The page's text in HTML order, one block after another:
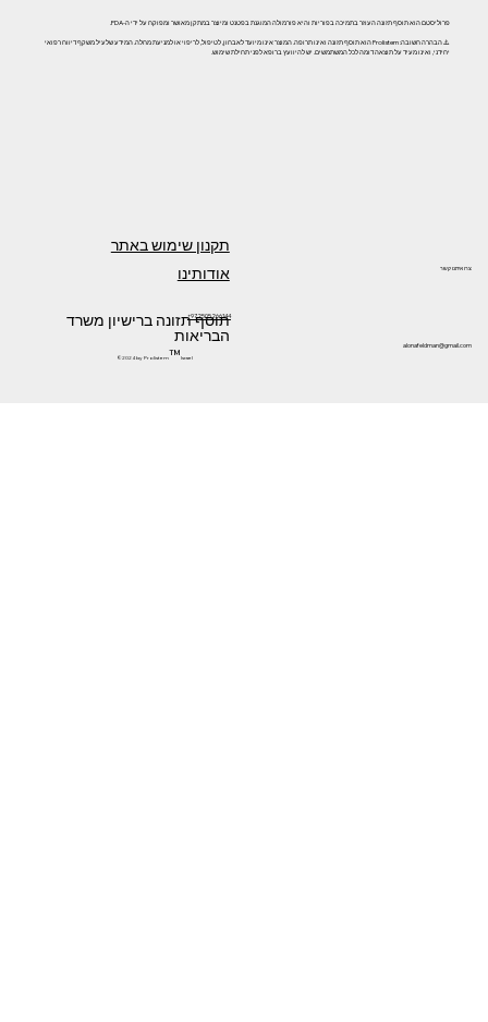
©2024 by Prolistem™Israel
פרוליסטם הוא תוסף תזונה העוזר בתמיכה בפוריות והיא פורמולה המוגנת בפטנט ומיוצר במתקן מאושר ומפוקח על ידי ה-FDA.
⚠️ הבהרה חשובה: Prolistem הוא תוסף תזונה ואינו תרופה. המוצר אינו מיועד לאבחון, לטיפול, לריפוי או למניעת מחלה. המידע שלעיל משקף דיווח רפואי
יחידני, ואינו מעיד על תוצאה דומה לכל המשתמשים. יש להיוועץ ברופא לפני תחילת שימוש.
אודותינו
תקנון שימוש באתר
תוסף תזונה ברישיון משרד
הבריאות alonafeldman@gmail.com
צרו איתנו קשר
+972505266144